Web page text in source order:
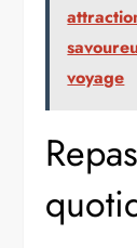
voyage